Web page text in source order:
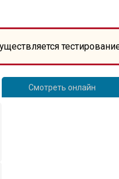
Смотреть онлайн